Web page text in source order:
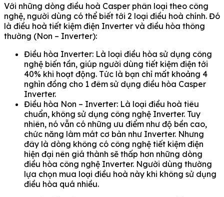
Với những dòng điều hoà Casper phân loại theo công
nghệ, người dùng có thể biết tới 2 loại điều hoà chính. Đó
là điều hoà tiết kiệm điện Inverter và điều hòa thông
thường (Non – Inverter):
Điều hòa Inverter: Là loại điều hòa sử dụng công
nghệ biến tần, giúp người dùng tiết kiệm điện tới
40% khi hoạt động. Tức là bạn chỉ mất khoảng 4
nghìn đồng cho 1 đêm sử dụng điều hòa Casper
Inverter.
Điều hòa Non – Inverter: Là loại điều hoà tiêu
chuẩn, không sử dụng công nghệ Inverter. Tuy
nhiên, nó vẫn có những ưu điểm như độ bền cao,
chức năng làm mát cơ bản như Inverter. Nhưng
đây là dòng không có công nghệ tiết kiệm điện
hiện đại nên giá thành sẽ thấp hơn những dòng
điều hòa công nghệ Inverter. Người dùng thường
lựa chọn mua loại điều hoà này khi không sử dụng
điều hòa quá nhiều.